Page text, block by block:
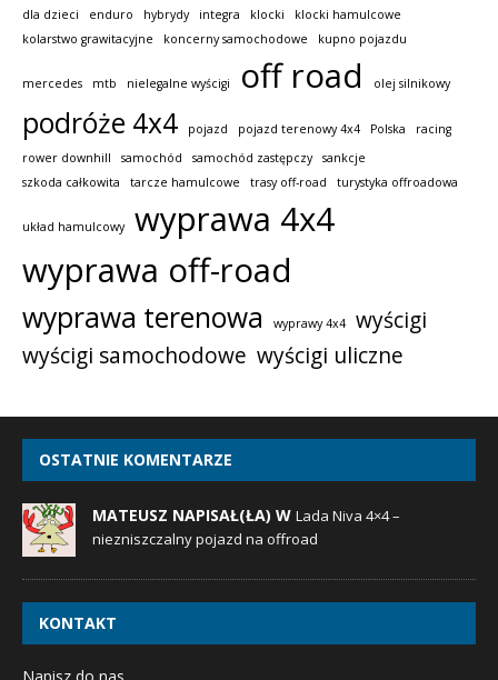
dla dzieci
enduro hybrydy integra klocki
klocki hamulcowe
kolarstwo grawitacyjne
koncerny samochodowe kupno pojazdu
mercedes mtb nielegalne wyścigi off road olej silnikowy
podróże 4x4 pojazd pojazd terenowy 4x4 Polska
racing
rower downhill
samochód samochód zastępczy
sankcje
szkoda całkowita
tarcze hamulcowe trasy off-road turystyka offroadowa
układ hamulcowy
wyprawa 4x4
wyprawa off-road
wyprawa terenowa wyprawy 4x4
wyścigi
wyścigi samochodowe wyścigi uliczne
OSTATNIE KOMENTARZE
MATEUSZ NAPISAŁ(ŁA) W Lada Niva 4×4 –
niezniszczalny pojazd na offroad
KONTAKT